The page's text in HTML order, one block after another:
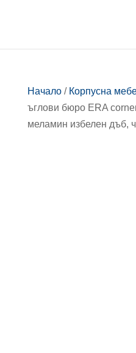
Начало/ Корпусна
ъглови бюрo ERA
меламин избелен дъб,